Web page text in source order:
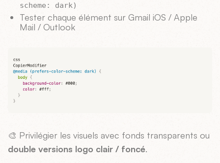
scheme: dark)
Tester chaque élément sur Gmail iOS / Apple
Mail / Outlook
🎨 Privilégier les visuels avec fonds transparents ou
double versions logo clair / foncé.